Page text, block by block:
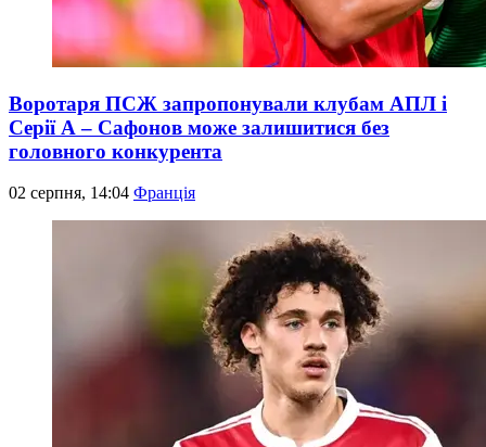
Воротаря ПСЖ запропонували клубам АПЛ і
Серії А – Сафонов може залишитися без
головного конкурента
02 серпня, 14:04 Франція